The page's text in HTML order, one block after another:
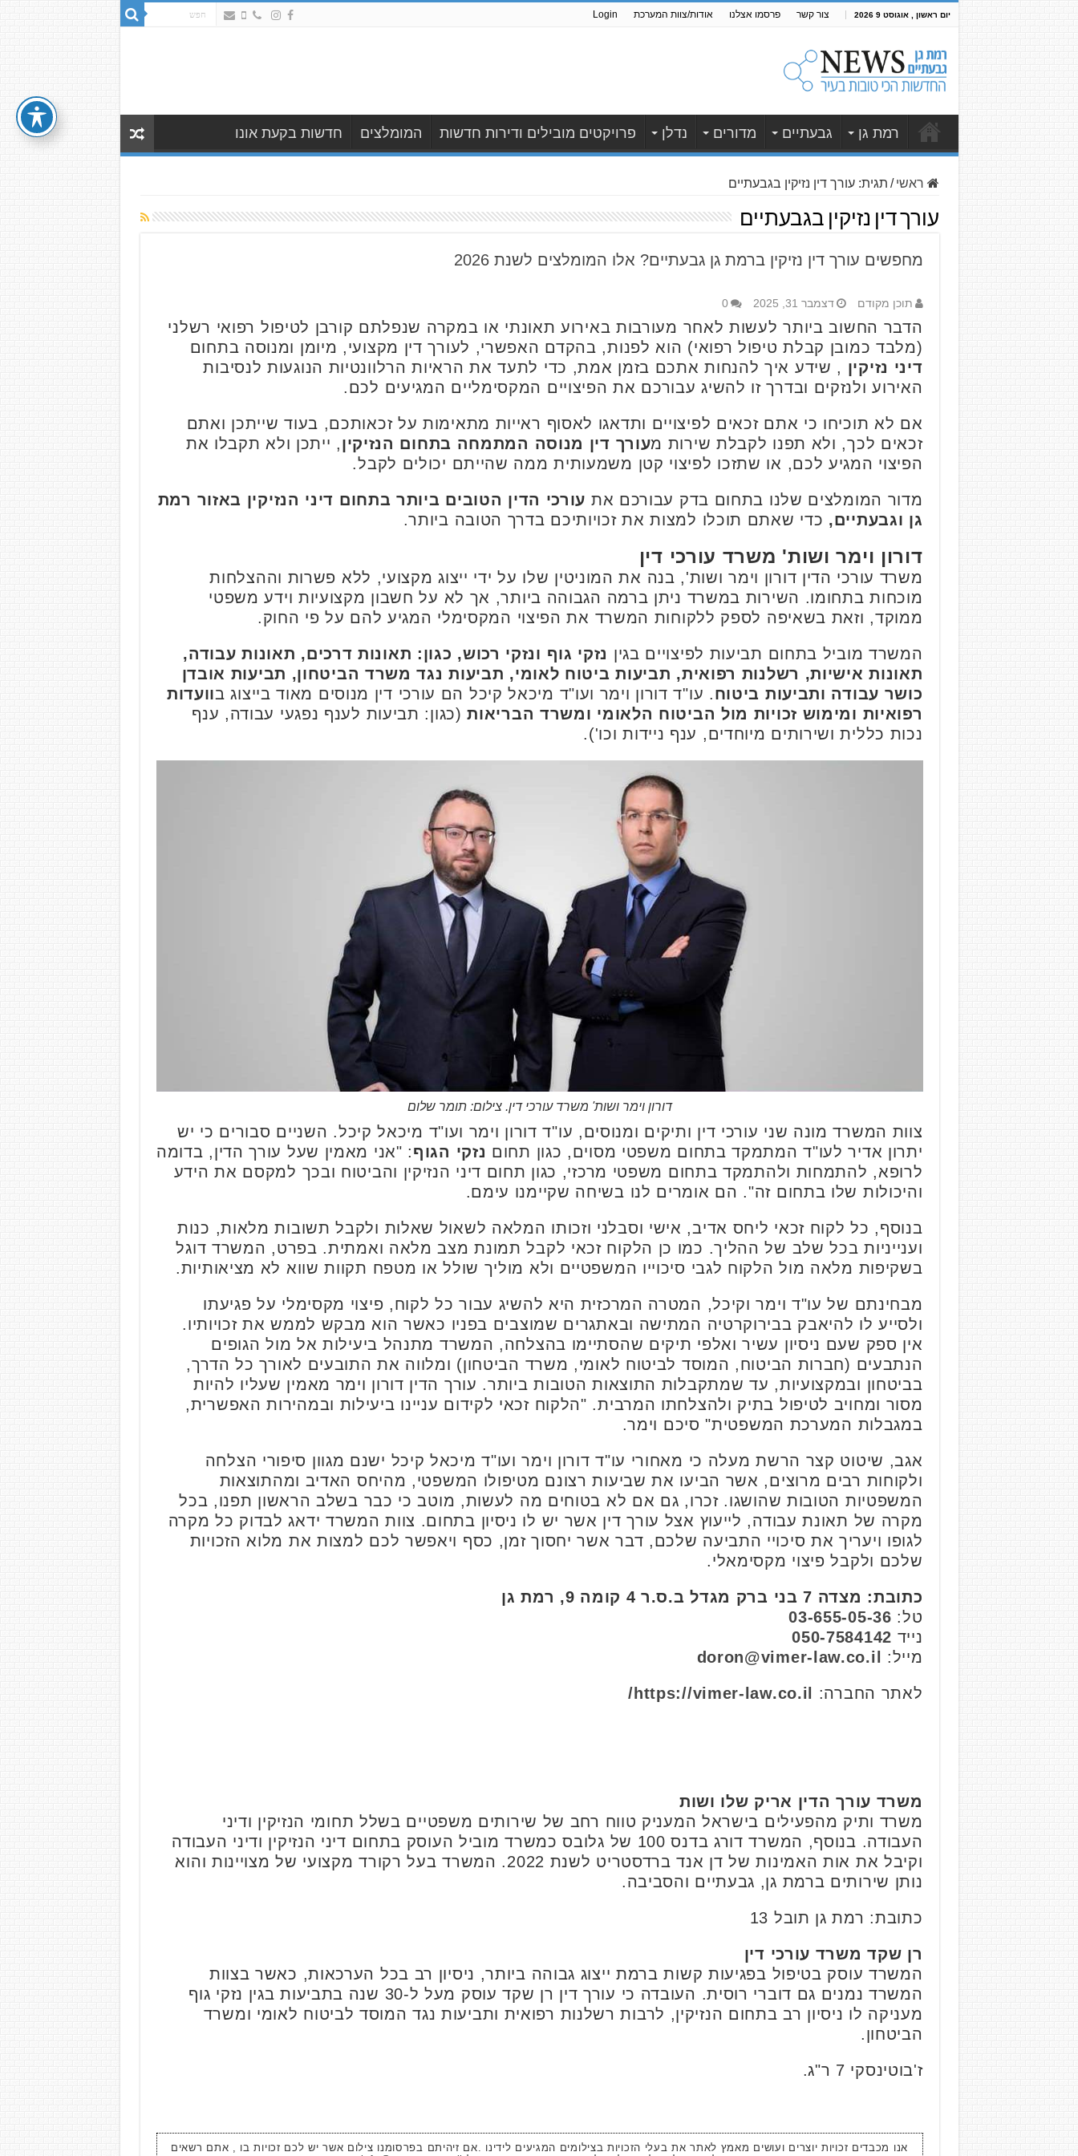
יום ראשון , אוגוסט 9 2026 צור קשר פרסמו אצלנו אודות/צוות המערכת Login
רמת גן גבעתיים מדורים נדלן פרויקטים מובילים ודירות חדשות המומלצים חדשות בקעת אונו
ראשי / תגית:עורך דין נזיקין בגבעתיים
עורך דין נזיקין בגבעתיים
מחפשים עורך דין נזיקין ברמת גן גבעתיים? אלו המומלצים לשנת 2026
תוכן מקודם דצמבר 31, 2025 0
הדבר החשוב ביותר לעשות לאחר מעורבות באירוע תאונתי או במקרה שנפלתם קורבן לטיפול רפואי רשלני
(מלבד כמובן קבלת טיפול רפואי) הוא לפנות, בהקדם האפשרי, לעורך דין מקצועי, מיומן ומנוסה בתחום
דיני נזיקין , שידע איך להנחות אתכם בזמן אמת, כדי לתעד את הראיות הרלוונטיות הנוגעות לנסיבות
האירוע ולנזקים ובדרך זו להשיג עבורכם את הפיצויים המקסימליים המגיעים לכם.
אם לא תוכיחו כי אתם זכאים לפיצויים ותדאגו לאסוף ראייות מתאימות על זכאותכם, בעוד שייתכן ואתם
זכאים לכך, ולא תפנו לקבלת שירות מעורך דין מנוסה המתמחה בתחום הנזיקין, ייתכן ולא תקבלו את
הפיצוי המגיע לכם, או שתזכו לפיצוי קטן משמעותית ממה שהייתם יכולים לקבל.
מדור המומלצים שלנו בתחום בדק עבורכם את עורכי הדין הטובים ביותר בתחום דיני הנזיקין באזור רמת
גן וגבעתיים, כדי שאתם תוכלו למצות את זכויותיכם בדרך הטובה ביותר.
דורון וימר ושות' משרד עורכי דין
משרד עורכי הדין דורון וימר ושות', בנה את המוניטין שלו על ידי ייצוג מקצועי, ללא פשרות וההצלחות
מוכחות בתחומו. השירות במשרד ניתן ברמה הגבוהה ביותר, אך לא על חשבון מקצועיות וידע משפטי
ממוקד, וזאת בשאיפה לספק ללקוחות המשרד את הפיצוי המקסימלי המגיע להם על פי החוק.
המשרד מוביל בתחום תביעות לפיצויים בגין נזקי גוף ונזקי רכוש, כגון: תאונות דרכים, תאונות עבודה,
תאונות אישיות, רשלנות רפואית, תביעות ביטוח לאומי, תביעות נגד משרד הביטחון, תביעות אובדן
כושר עבודה ותביעות ביטוח. עו"ד דורון וימר ועו"ד מיכאל קיכל הם עורכי דין מנוסים מאוד בייצוג בוועדות
רפואיות ומימוש זכויות מול הביטוח הלאומי ומשרד הבריאות(כגון: תביעות לענף נפגעי עבודה, ענף
נכות כללית ושירותים מיוחדים, ענף ניידות וכו').
דורון וימר ושות' משרד עורכי דין. צילום: תומר שלום
צוות המשרד מונה שני עורכי דין ותיקים ומנוסים, עו"ד דורון וימר ועו"ד מיכאל קיכל. השניים סבורים כי יש
יתרון אדיר לעו"ד המתמקד בתחום משפטי מסוים, כגון תחום נזקי הגוף: "אני מאמין שעל עורך הדין, בדומה
לרופא, להתמחות ולהתמקד בתחום משפטי מרכזי, כגון תחום דיני הנזיקין והביטוח ובכך למקסם את הידע
והיכולות שלו בתחום זה". הם אומרים לנו בשיחה שקיימנו עימם.
בנוסף, כל לקוח זכאי ליחס אדיב, אישי וסבלני וזכותו המלאה לשאול שאלות ולקבל תשובות מלאות, כנות
וענייניות בכל שלב של ההליך. כמו כן הלקוח זכאי לקבל תמונת מצב מלאה ואמתית. בפרט, המשרד דוגל
בשקיפות מלאה מול הלקוח לגבי סיכוייו המשפטיים ולא מוליך שולל או מטפח תקוות שווא לא מציאותיות.
מבחינתם של עו"ד וימר וקיכל, המטרה המרכזית היא להשיג עבור כל לקוח, פיצוי מקסימלי על פגיעתו
ולסייע לו להיאבק בבירוקרטיה המתישה ובאתגרים שמוצבים בפניו כאשר הוא מבקש לממש את זכויותיו.
אין ספק שעם ניסיון עשיר ואלפי תיקים שהסתיימו בהצלחה, המשרד מתנהל ביעילות אל מול הגופים
הנתבעים (חברות הביטוח, המוסד לביטוח לאומי, משרד הביטחון) ומלווה את התובעים לאורך כל הדרך,
בביטחון ובמקצועיות, עד שמתקבלות התוצאות הטובות ביותר. עורך הדין דורון וימר מאמין שעליו להיות
מסור ומחויב לטיפול בתיק ולהצלחתו המרבית. "הלקוח זכאי לקידום עניינו ביעילות ובמהירות האפשרית,
במגבלות המערכת המשפטית" סיכם וימר.
אגב, שיטוט קצר הרשת מעלה כי מאחורי עו"ד דורון וימר ועו"ד מיכאל קיכל ישנם מגוון סיפורי הצלחה
ולקוחות רבים מרוצים, אשר הביעו את שביעות רצונם מטיפולו המשפטי, מהיחס האדיב ומהתוצאות
המשפטיות הטובות שהושגו. זכרו, גם אם לא בטוחים מה לעשות, מוטב כי כבר בשלב הראשון תפנו, בכל
מקרה של תאונת עבודה, לייעוץ אצל עורך דין אשר יש לו ניסיון בתחום. צוות המשרד ידאג לבדוק כל מקרה
לגופו ויעריך את סיכויי התביעה שלכם, דבר אשר יחסוך זמן, כסף ויאפשר לכם למצות את מלוא הזכויות
שלכם ולקבל פיצוי מקסימאלי.
כתובת: מצדה 7 בני ברק מגדל ב.ס.ר 4 קומה 9, רמת גן
טל: 03-655-05-36
נייד
מייל: doron@vimer-law.co.il
לאתר החברה: https://vimer-law.co.il/
משרד עורך הדין אריק שלו ושות
משרד ותיק מהפעילים בישראל המעניק טווח רחב של שירותים משפטיים בשלל תחומי הנזיקין ודיני
העבודה. בנוסף, המשרד דורג בדנס 100 של גלובס כמשרד מוביל העוסק בתחום דיני הנזיקין ודיני העבודה
וקיבל את אות האמינות של דן אנד ברדסטריט לשנת 2022. המשרד בעל רקורד מקצועי של מצויינות והוא
נותן שירותים ברמת גן, גבעתיים והסביבה.
כתובת: רמת גן תובל 13
רן שקד משרד עורכי דין
המשרד עוסק בטיפול בפגיעות קשות ברמת ייצוג גבוהה ביותר, ניסיון רב בכל הערכאות, כאשר בצוות
המשרד נמנים גם דוברי רוסית. העובדה כי עורך דין רן שקד עוסק מעל ל-30 שנה בתביעות בגין נזקי גוף
מעניקה לו ניסיון רב בתחום הנזיקין, לרבות רשלנות רפואית ותביעות נגד המוסד לביטוח לאומי ומשרד
הביטחון.
ז'בוטינסקי 7 ר"ג.
אנו מכבדים זכויות יוצרים ועושים מאמץ לאתר את בעלי הזכויות בצילומים המגיעים לידינו .אם זיהיתם בפרסומנו צילום אשר יש לכם זכויות בו , אתם רשאים